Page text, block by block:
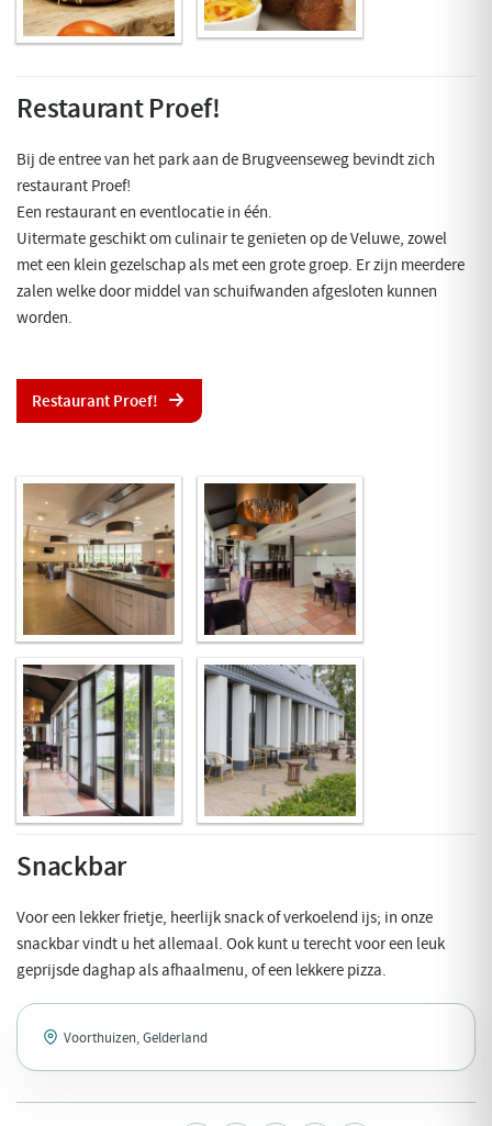
Restaurant Proef!
Bij de entree van het park aan de Brugveenseweg bevindt zich
restaurant Proef!
Een restaurant en eventlocatie in één.
Uitermate geschikt om culinair te genieten op de Veluwe, zowel
met een klein gezelschap als met een grote groep. Er zijn meerdere
zalen welke door middel van schuifwanden afgesloten kunnen
worden.
Restaurant Proef!
Snackbar
Voor een lekker frietje, heerlijk snack of verkoelend ijs; in onze
snackbar vindt u het allemaal. Ook kunt u terecht voor een leuk
geprijsde daghap als afhaalmenu, of een lekkere pizza.
Voorthuizen, Gelderland